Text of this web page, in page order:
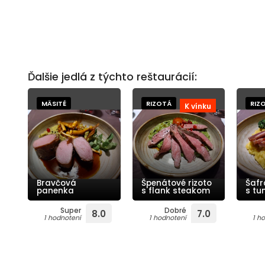
Ďalšie jedlá z týchto reštaurácií:
MÄSITÉ
Bravčová
panenka
Super
1 hodnotení 8.0
K vínku
RIZOTÁ
Špenátové rizoto
s flank steakom
Dobré
1 hodnotení 7.0
s
1